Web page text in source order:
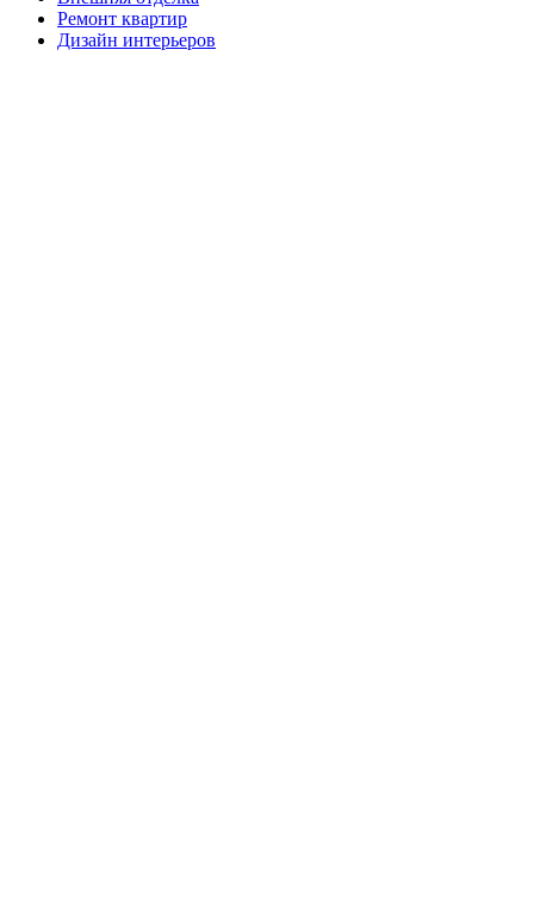
Ремонт квартир
Дизайн интерьеров